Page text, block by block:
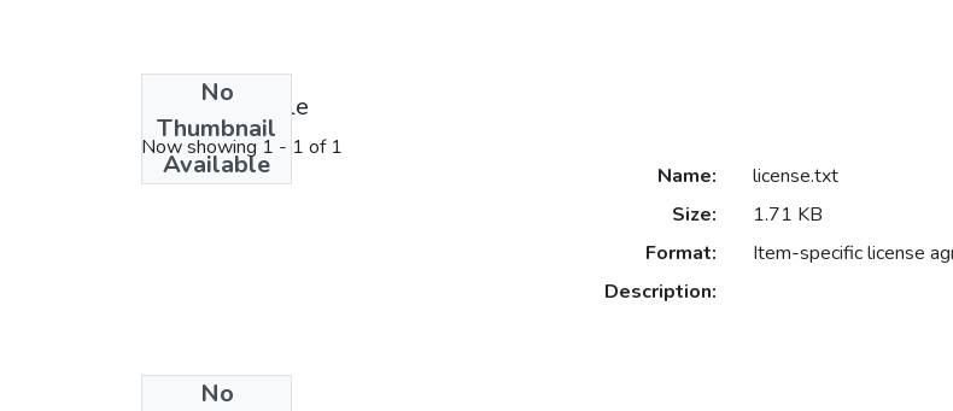
No
Thumbnail
Available
License bundle
Now showing 1 - 1 of 1
No
Name:
license.txt
Size:
1.71 KB
Format:
Item-specific license
Description: